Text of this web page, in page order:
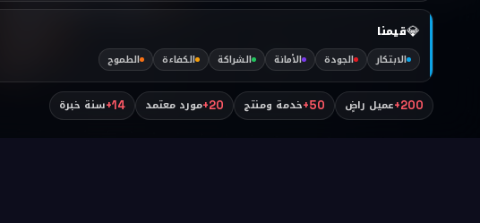
💎قيمنا
الابتكار الجودة الأمانة الشراكة الكفاءة الطموح
200+ عميل راضٍ 50+ خدمة ومنتج 20+ مورد معتمد 14+ سنة خبرة